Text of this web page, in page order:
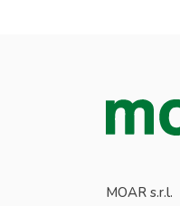
MOAR s.r.l.